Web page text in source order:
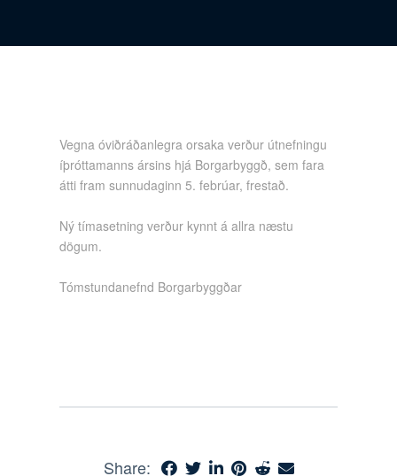
Vegna óviðráðanlegra orsaka verður útnefningu
íþróttamanns ársins hjá Borgarbyggð, sem fara
átti fram sunnudaginn 5. febrúar, frestað.
Ný tímasetning verður kynnt á allra næstu
dögum.
Tómstundanefnd Borgarbyggðar
Share: